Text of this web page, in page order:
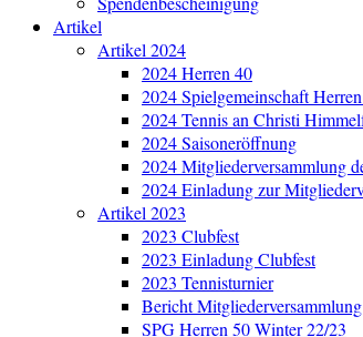
Artikel
Artikel 2024
2024 Herren 40
2024 Spielgemeinschaft
2024 Tennis an Christi
2024 Saisoneröffnung
2024 Mitgliederversammlung
2024 Einladung zur
Artikel 2023
2023 Clubfest
2023 Einladung Clubfest
2023 Tennisturnier
Bericht
SPG Herren 50 Winter 22/23